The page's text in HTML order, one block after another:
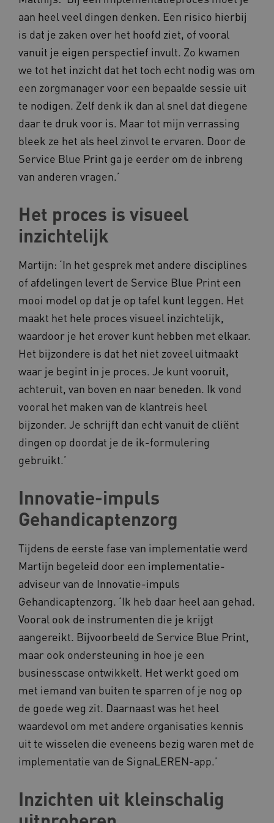
aan heel veel dingen denken. Een risico hierbij
is dat je zaken over het hoofd ziet, of vooral
vanuit je eigen perspectief invult. Zo kwamen
we tot het inzicht dat het toch echt nodig was om
een zorgmanager voor een bepaalde sessie uit
te nodigen. Zelf denk ik dan al snel dat diegene
daar te druk voor is. Maar tot mijn verrassing
bleek ze het als heel zinvol te ervaren. Door de
Service Blue Print ga je eerder om de inbreng
van anderen vragen.’
Het proces is visueel
inzichtelijk
Martijn: ‘In het gesprek met andere disciplines
of afdelingen levert de Service Blue Print een
mooi model op dat je op tafel kunt leggen. Het
maakt het hele proces visueel inzichtelijk,
waardoor je het erover kunt hebben met elkaar.
Het bijzondere is dat het niet zoveel uitmaakt
waar je begint in je proces. Je kunt vooruit,
achteruit, van boven en naar beneden. Ik vond
vooral het maken van de klantreis heel
bijzonder. Je schrijft dan echt vanuit de cliënt
dingen op doordat je de ik-formulering
gebruikt.’
Innovatie-impuls
Gehandicaptenzorg
Tijdens de eerste fase van implementatie werd
Martijn begeleid door een implementatie-
adviseur van de Innovatie-impuls
Gehandicaptenzorg. ‘Ik heb daar heel aan gehad.
Vooral ook de instrumenten die je krijgt
aangereikt. Bijvoorbeeld de Service Blue Print,
maar ook ondersteuning in hoe je een
businesscase ontwikkelt. Het werkt goed om
met iemand van buiten te sparren of je nog op
de goede weg zit. Daarnaast was het heel
waardevol om met andere organisaties kennis
uit te wisselen die eveneens bezig waren met de
implementatie van de SignaLEREN-app.’
Inzichten uit kleinschalig
Deze functionele en technische cookies zorgen
ervoor dat de website werkt. Deze cookies
worden altijd geplaatst en maken geen inbreuk
Naam
__Secure-
.youtube.com
.kennispleingehandicaptensector.nl
__cf_bm
BCSessionID vilans.blueconic.net
.www.kennispleingehandicaptensector.nl
CookieScriptConsent
CookieScript
AWSALBCORS
Amazon.com Inc.
vilans.blueconic.net
AWSALBCORS
Amazon.com Inc.
www.kennispleingehandicaptensector.nl